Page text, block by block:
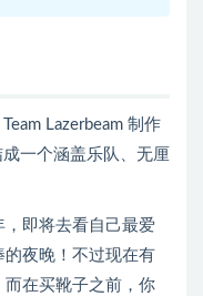
Lazerbeam 制作
一个涵盖乐队、无厘
即将去看自己最爱
夜晚！不过现在有
在买靴子之前，你